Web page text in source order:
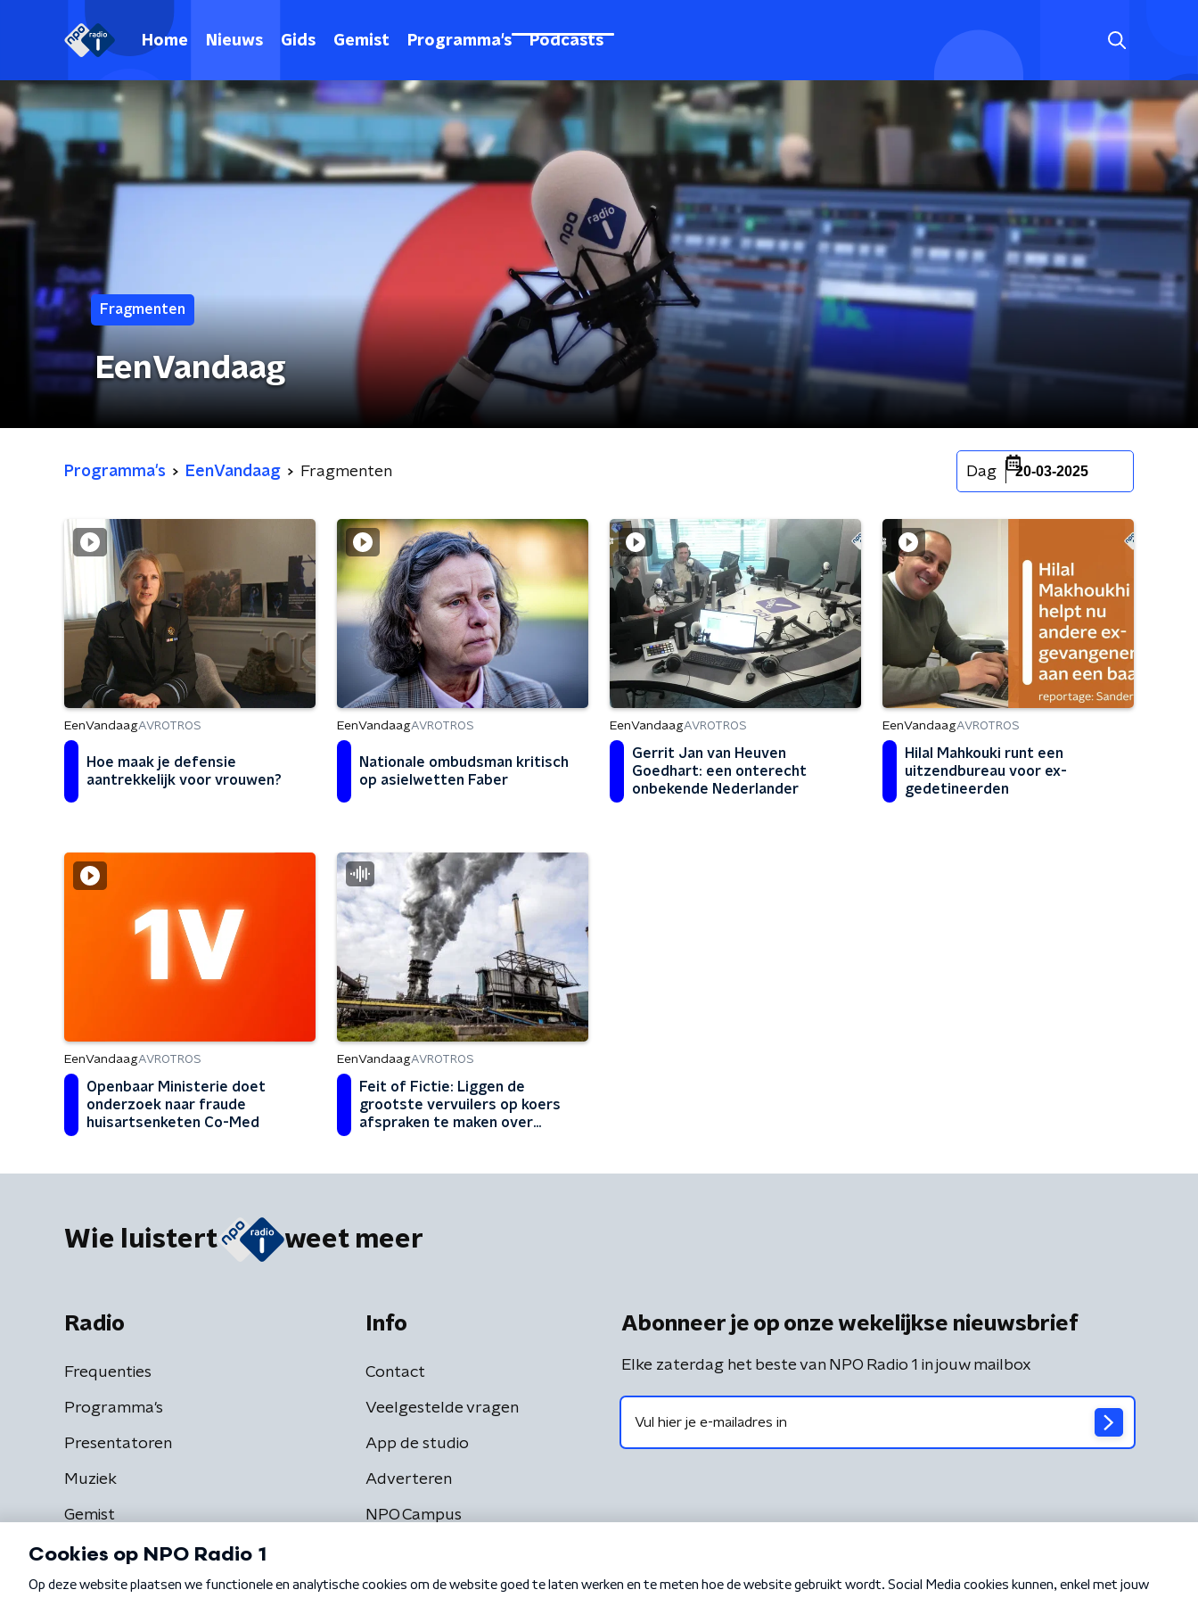
Home Nieuws Gids Gemist Programma's Podcasts
Fragmenten
EenVandaag
Programma's EenVandaag Fragmenten Dag 20-03-2025
EenVandaagAVROTROS
Hoe maak je defensie
aantrekkelijk voor vrouwen?
EenVandaagAVROTROS
Nationale ombudsman kritisch
op asielwetten Faber
EenVandaagAVROTROS
Gerrit Jan van Heuven
Goedhart: een onterecht
onbekende Nederlander
EenVandaagAVROTROS
Hilal Mahkouki runt een
uitzendbureau voor ex-
gedetineerden
EenVandaagAVROTROS
Openbaar Ministerie doet
onderzoek naar fraude
huisartsenketen Co-Med
EenVandaagAVROTROS
Feit of Fictie: Liggen de
grootste vervuilers op koers
afspraken te maken over
Wie luistert weet meer
Radio
Frequenties
Programma's
Presentatoren
Muziek
Gemist
Info
Contact
Veelgestelde vragen
App de studio
Adverteren
NPO Campus
Abonneer je op onze wekelijkse nieuwsbrief
Elke zaterdag het beste van NPO Radio 1 in jouw mailbox